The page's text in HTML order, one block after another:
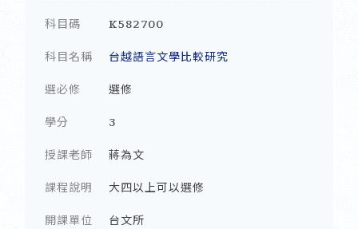
科目碼 K582700
科目名稱 台越語言文學比較研究
選必修 選修
學分 3
授課老師 蔣為文
課程說明 大四以上可以選修
開課單位 台文所